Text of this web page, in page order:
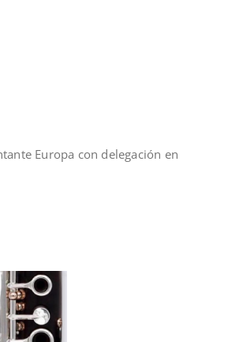
Europa con delegación en